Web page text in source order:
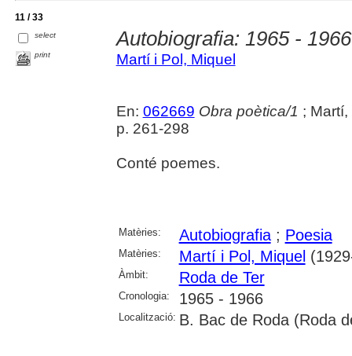
11 / 33
select
print
Autobiografia: 1965 - 1966
Martí i Pol, Miquel
En: 062669 Obra poètica/1 ;
p. 261-298
Conté poemes.
Matèries: Autobiografia; Poesia
Matèries: Martí i Pol, Miquel
Àmbit: Roda de Ter
Cronologia: 1965 - 1966
Localització: B. Bac de Roda (Roda